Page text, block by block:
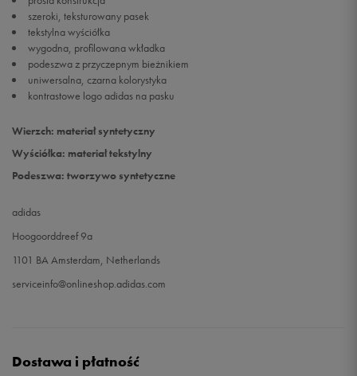
szeroki, teksturowany pasek
tekstylna wyściółka
wygodna, profilowana wkładka
podeszwa z przyczepnym bieżnikiem
uniwersalna, czarna kolorystyka
kontrastowe logo adidas na pasku
Wierzch: materiał syntetyczny
Wyściółka: materiał tekstylny
Podeszwa: tworzywo syntetyczne
adidas
Hoogoorddreef 9a
1101 BA Amsterdam, Netherlands
serviceinfo@onlineshop.adidas.com
Dostawa i płatność